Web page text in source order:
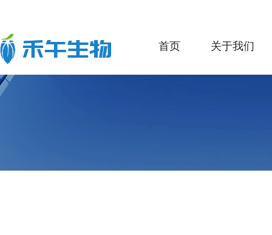
首页 关于我们